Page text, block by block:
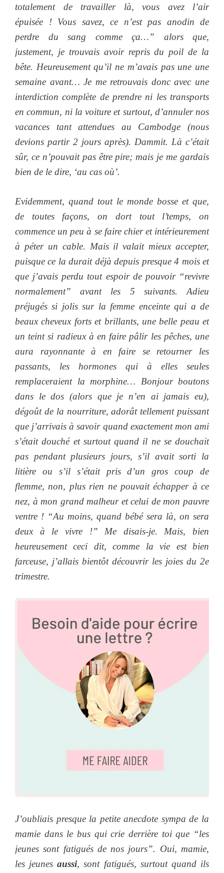
totalement de travailler là, vous avez l’air
épuisée ! Vous savez, ce n’est pas anodin de
perdre du sang comme ça…” alors que,
justement, je trouvais avoir repris du poil de la
bête. Heureusement qu’il ne m’avais pas une une
semaine avant… Je me retrouvais donc avec une
interdiction complète de prendre ni les transports
en commun, ni la voiture et surtout, d’annuler nos
vacances tant attendues au Cambodge (nous
devions partir 2 jours après). Dammit. Là c’était
sûr, ce n’pouvait pas être pire; mais je me gardais
bien de le dire, ‘au cas où’.
Evidemment, quand tout le monde bosse et que,
de toutes façons, on dort tout l’temps, on
commence un peu à se faire chier et intérieurement
à péter un cable. Mais il valait mieux accepter,
puisque ce la durait déjà depuis presque 4 mois et
que j’avais perdu tout espoir de pouvoir “revivre
normalement” avant les 5 suivants. Adieu
préjugés si jolis sur la femme enceinte qui a de
beaux cheveux forts et brillants, une belle peau et
un teint si radieux à en faire pâlir les pêches, une
aura rayonnante à en faire se retourner les
passants, les hormones qui à elles seules
remplaceraient la morphine… Bonjour boutons
dans le dos (alors que je n’en ai jamais eu),
dégoût de la nourriture, adorât tellement puissant
que j’arrivais à savoir quand exactement mon ami
s’était douché et surtout quand il ne se douchait
pas pendant plusieurs jours, s’il avait sorti la
litière ou s’il s’était pris d’un gros coup de
flemme, non, plus rien ne pouvait échapper à ce
nez, à mon grand malheur et celui de mon pauvre
ventre ! “Au moins, quand bébé sera là, on sera
deux à le vivre !” Me disais-je. Mais, bien
heureusement ceci dit, comme la vie est bien
farceuse, j’allais bientôt découvrir les joies du 2e
trimestre.
J’oubliais presque la petite anecdote sympa de la
mamie dans le bus qui crie derrière toi que “les
jeunes sont fatigués de nos jours”. Oui, mamie,
les jeunesaussi, sont fatigués, surtout quand ils